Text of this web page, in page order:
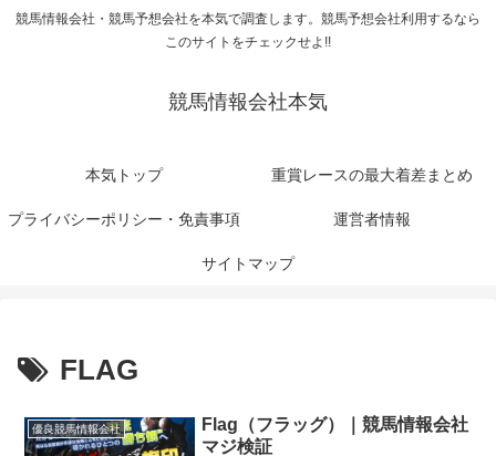
競馬情報会社・競馬予想会社を本気で調査します。競馬予想会社利用するなら
このサイトをチェックせよ!!
競馬情報会社本気
本気トップ 重賞レースの最大着差まとめ
プライバシーポリシー・免責事項 運営者情報
サイトマップ
FLAG
優良競馬情報会社
Flag（フラッグ）｜競馬情報会社
マジ検証